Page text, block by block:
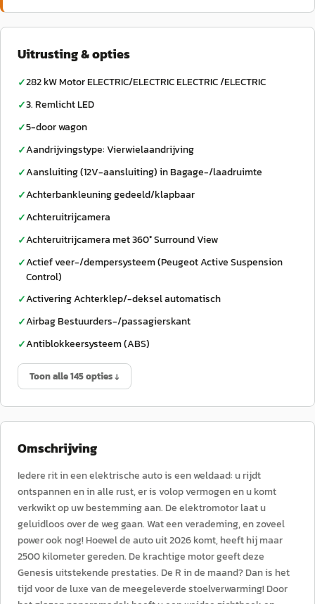
Uitrusting & opties
✓282 kW Motor ELECTRIC/ELECTRIC ELECTRIC /ELECTRIC
✓3. Remlicht LED
✓5-door wagon
✓Aandrijvingstype: Vierwielaandrijving
✓Aansluiting (12V-aansluiting) in Bagage-/laadruimte
✓Achterbankleuning gedeeld/klapbaar
✓Achteruitrijcamera
✓Achteruitrijcamera met 360° Surround View
✓Actief veer-/dempersysteem (Peugeot Active Suspension
Control)
✓Activering Achterklep/-deksel automatisch
✓Airbag Bestuurders-/passagierskant
✓Antiblokkeersysteem (ABS)
Toon alle 145 opties ↓
Omschrijving
Iedere rit in een elektrische auto is een weldaad: u rijdt
ontspannen en in alle rust, er is volop vermogen en u komt
verkwikt op uw bestemming aan. De elektromotor laat u
geluidloos over de weg gaan. Wat een verademing, en zoveel
power ook nog! Hoewel de auto uit 2026 komt, heeft hij maar
2500 kilometer gereden. De krachtige motor geeft deze
Genesis uitstekende prestaties. De R in de maand? Dan is het
tijd voor de luxe van de meegeleverde stoelverwarming! Door